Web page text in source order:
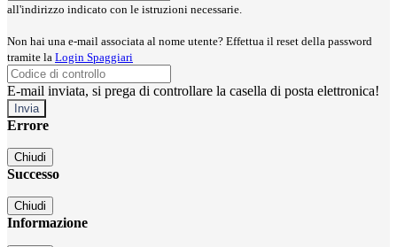
all'indirizzo indicato con le istruzioni necessarie.
Non hai una e-mail associata al nome utente? Effettua il reset della password
tramite la Login Spaggiari
E-mail inviata, si prega di controllare la casella di posta elettronica!
Errore
Chiudi
Successo
Chiudi
Informazione